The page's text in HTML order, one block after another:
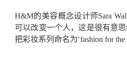
H&M的美容概念设计师Sara
可以改变一个人，这是很有意
把彩妆系列命名为‘fashion for the